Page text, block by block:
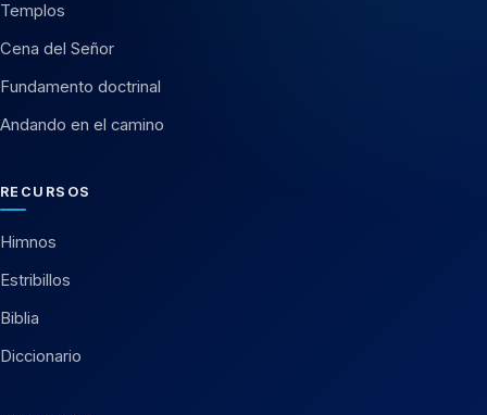
Templos
Cena del Señor
Fundamento doctrinal
Andando en el camino
RECURSOS
Himnos
Estribillos
Biblia
Diccionario